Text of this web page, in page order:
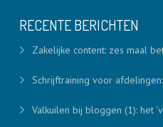
RECENTE BERICHTEN
Zakelijke content: zes maal
Schrijftraining voor
Valkuilen bij bloggen (1): het